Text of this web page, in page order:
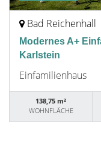
Bad Reichenhall
Modernes A+
Karlstein
Einfamilienhaus
138,75 m²
WOHNFLÄCHE